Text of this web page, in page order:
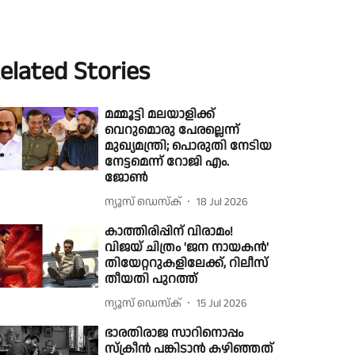
Stories
മമ്മൂട്ടി മലയാളിക്ക്
വെറുമൊരു പേരല്ലെന്ന്
മുഖ്യമന്ത്രി; പൊരുതി നേടിയ
നേട്ടമെന്ന് റോജി എം.
ജോണ്‍
ന്യൂസ് ഡെസ്ക് 18 Jul 2026
കാത്തിരിപ്പിന് വിരാമം!
വിജയ് ചിത്രം 'ജന നായകൻ'
തിയേറ്ററുകളിലേക്ക്, റിലീസ്
തീയതി പുറത്ത്
ന്യൂസ് ഡെസ്ക് 15 Jul 2026
ഭാരതിരാജ സാറിനൊപ്പം
സ്‌ക്രീൻ പങ്കിടാൻ കഴിഞ്ഞത്